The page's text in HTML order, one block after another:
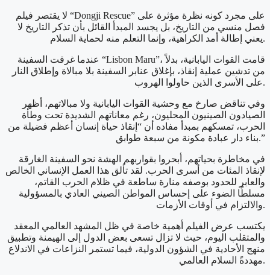
لا يقتصر فيلم “Dongji Rescue” على مجرد كونه نظرة مؤثرة على
فصل منسي من التاريخ، بل يجسد المبدأ القائل بأن تذكر التاريخ لا
يعني إطالة أمد الكراهية، وإنما التعلم منه لحماية السلام.
عندما غرقت السفينة “Lisbon Maru”، قامت القوات اليابانية، بدلاً
من تدشين عملية إنقاذ، بإغلاق عنابر السفينة بلا مبالاة وإطلاق النار
على الأسرى الذين حاولوا الهروب.
وفي تناقض صارخ مع وحشية القوات اليابانية ولا مبالاتهم، أظهر
الصيادون الصينيون المحليون، رغم معاناتهم الشديدة تحت وطأة
الحرب، تمسكهم بمبدأ مفاده أن “إنقاذ حياة إنسان أعظم فضيلة من
بناء دار عبادة مكونة من سبعة طوابق.”
في مخاطرة بحياتهم، أبحروا بقواربهم الهشة نحو السفينة الغارقة
لإنقاذ المئات من أسرى الحرب. لقد تألق هذا العمل الإنساني الخالص
والعابر للحدود بوصفه منارة ساطعة في ظلام الحرب القاتم،
مسلطًا الضوء على إحساس المواطن الصيني العادي بالمسؤولية
والالتزام في أوقات الأزمات.
يكتسب عرض الفيلم أهمية خاصة في ظل المشهد العالمي المعقد
والمتقلب اليوم، حيث لا تزال تسعى بعض الدول إلى الهيمنة وتطبيق
منهج الأحادية في الشؤون الدولية، فيما تستمر النزاعات في الاندلاع
مهددةً السلام العالمي.